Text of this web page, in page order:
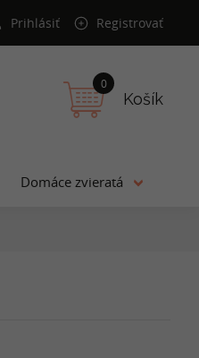
Prihlásiť Registrovať
0
Košík
Domáce zvieratá